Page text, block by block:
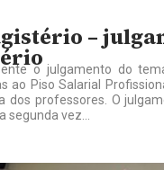
–
o julgamento do
ao Piso Salarial
dos professores. O
vez...